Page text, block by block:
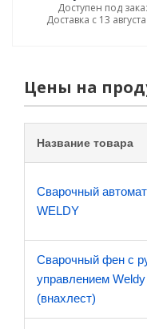
Доступен под
Доставка с 13 августа
Цены на
Название товара
Сварочный
WELDY
Сварочный фен с
управлением
(внахлест)